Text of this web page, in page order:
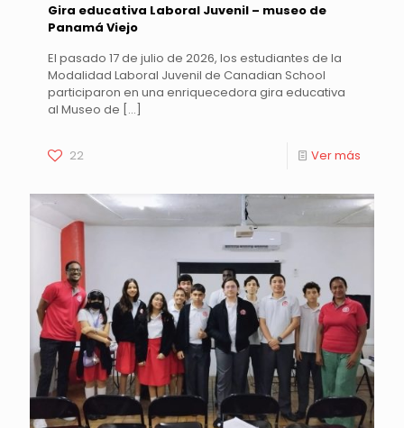
Gira educativa Laboral Juvenil – museo de
Panamá Viejo
El pasado 17 de julio de 2026, los estudiantes de la
Modalidad Laboral Juvenil de Canadian School
participaron en una enriquecedora gira educativa
al Museo de […]
22 Ver más